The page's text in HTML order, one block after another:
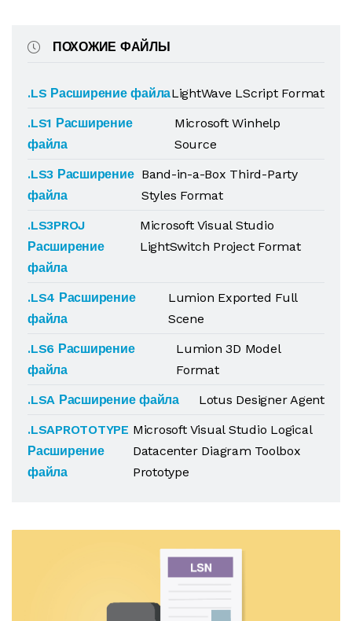
ПОХОЖИЕ ФАЙЛЫ
.LS Расширение файлаLightWave LScript Format
.LS1 Расширение
файла
Microsoft Winhelp
Source
.LS3 Расширение
файла
Band-in-a-Box Third-Party
Styles Format
.LS3PROJ
Расширение
файла
Microsoft Visual Studio
LightSwitch Project Format
.LS4 Расширение
файла
Lumion Exported Full
Scene
.LS6 Расширение
файла
Lumion 3D Model
Format
.LSA Расширение файла
Lotus Designer Agent
.LSAPROTOTYPE
Расширение
файла
Microsoft Visual Studio Logical
Datacenter Diagram Toolbox
Prototype